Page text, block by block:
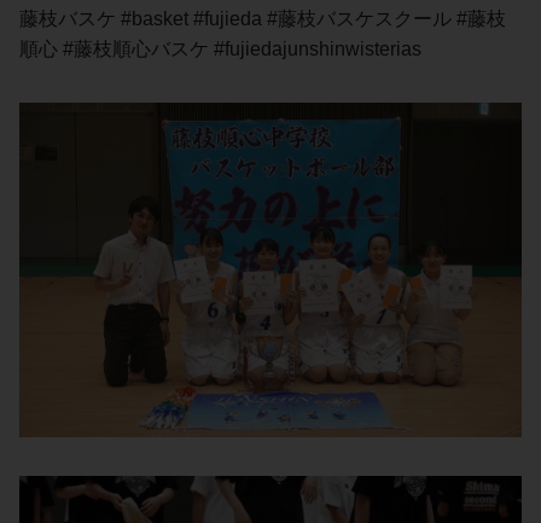
藤枝バスケ #basket #fujieda #藤枝バスケスクール #藤枝
順心 #藤枝順心バスケ #fujiedajunshinwisterias